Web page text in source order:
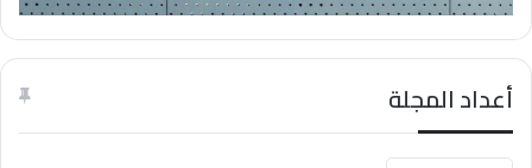
أعداد المجلة